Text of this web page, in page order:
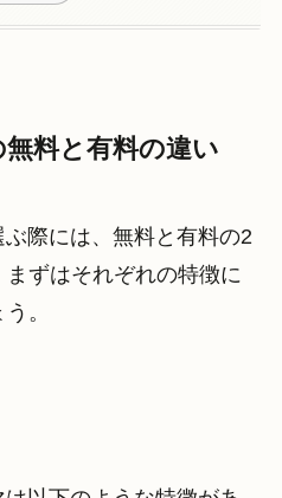
料と有料の違い
際には、無料と有料の2
ずはそれぞれの特徴に
。